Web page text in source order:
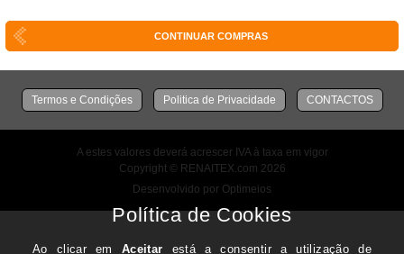
CONTINUAR COMPRAS
Termos e Condições Politica de Privacidade CONTACTOS
A estes valores deverá acrescer IVA à taxa em vigor
Copyright © RENAITEX.com 2026
Desenvolvido por Optimeios